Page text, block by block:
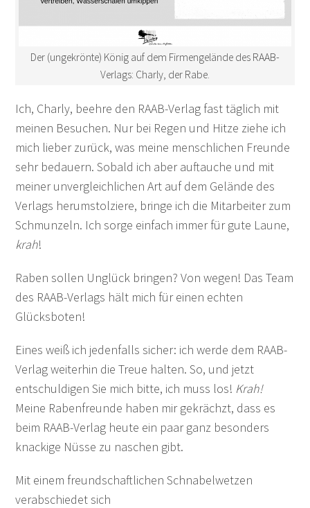
Der (ungekrönte) König auf dem Firmengelände des RAAB-
Verlags: Charly, der Rabe.
Ich, Charly, beehre den RAAB-Verlag fast täglich mit
meinen Besuchen. Nur bei Regen und Hitze ziehe ich
mich lieber zurück, was meine menschlichen Freunde
sehr bedauern. Sobald ich aber auftauche und mit
meiner unvergleichlichen Art auf dem Gelände des
Verlags herumstolziere, bringe ich die Mitarbeiter zum
Schmunzeln. Ich sorge einfach immer für gute Laune,
krah!
Raben sollen Unglück bringen? Von wegen! Das Team
des RAAB-Verlags hält mich für einen echten
Glücksboten!
Eines weiß ich jedenfalls sicher: ich werde dem RAAB-
Verlag weiterhin die Treue halten. So, und jetzt
entschuldigen Sie mich bitte, ich muss los! Krah!
Meine Rabenfreunde haben mir gekrächzt, dass es
beim RAAB-Verlag heute ein paar ganz besonders
knackige Nüsse zu naschen gibt.
Mit einem freundschaftlichen Schnabelwetzen
verabschiedet sich